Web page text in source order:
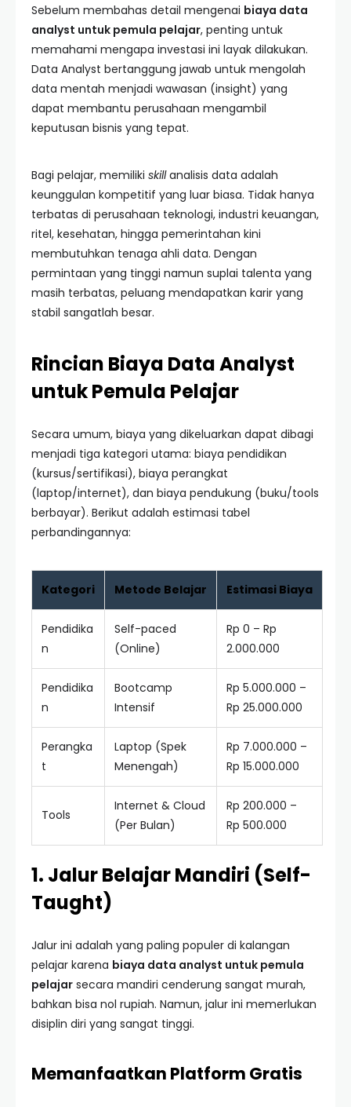
Sebelum membahas detail mengenai biaya data
analyst untuk pemula pelajar, penting untuk
memahami mengapa investasi ini layak dilakukan.
Data Analyst bertanggung jawab untuk mengolah
data mentah menjadi wawasan (insight) yang
dapat membantu perusahaan mengambil
keputusan bisnis yang tepat.
Bagi pelajar, memiliki skillanalisis data adalah
keunggulan kompetitif yang luar biasa. Tidak hanya
terbatas di perusahaan teknologi, industri keuangan,
ritel, kesehatan, hingga pemerintahan kini
membutuhkan tenaga ahli data. Dengan
permintaan yang tinggi namun suplai talenta yang
masih terbatas, peluang mendapatkan karir yang
stabil sangatlah besar.
Rincian Biaya Data Analyst
untuk Pemula Pelajar
Secara umum, biaya yang dikeluarkan dapat dibagi
menjadi tiga kategori utama: biaya pendidikan
(kursus/sertifikasi), biaya perangkat
(laptop/internet), dan biaya pendukung (buku/tools
berbayar). Berikut adalah estimasi tabel
perbandingannya:
Kategori Metode Belajar Estimasi Biaya
Pendidika
n
Self-paced
(Online)
Rp 0 – Rp
2.000.000
Pendidika
n
Bootcamp
Intensif
Rp 5.000.000 –
Rp 25.000.000
Perangka
t
Laptop (Spek
Menengah)
Rp 7.000.000 –
Rp 15.000.000
Tools
Internet & Cloud
(Per Bulan)
Rp 200.000 –
Rp 500.000
1. Jalur Belajar Mandiri (Self-
Taught)
Jalur ini adalah yang paling populer di kalangan
pelajar karena biaya data analyst untuk pemula
pelajar secara mandiri cenderung sangat murah,
bahkan bisa nol rupiah. Namun, jalur ini memerlukan
disiplin diri yang sangat tinggi.
Memanfaatkan Platform Gratis